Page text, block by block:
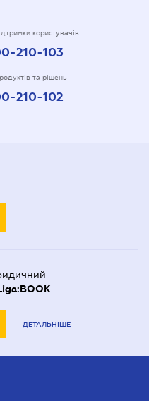
користувачів
210-103
та рішень
210-102
ДЕТАЛЬНІШЕ